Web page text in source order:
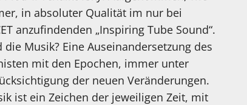
in absoluter Qualität im nur bei
anzufindenden „Inspiring Tube Sound“.
die Musik? Eine Auseinandersetzung des
mit den Epochen, immer unter
der neuen Veränderungen.
ist ein Zeichen der jeweiligen Zeit, mit